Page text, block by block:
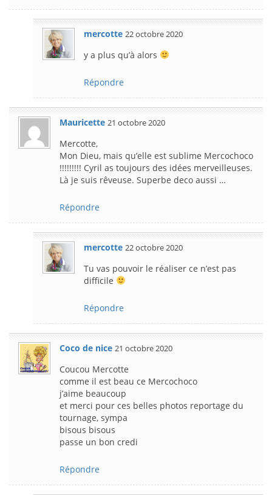
mercotte 22 octobre 2020
y a plus qu’à alors
Répondre
Mauricette 21 octobre 2020
Mercotte,
Mon Dieu, mais qu’elle est sublime Mercochoco
!!!!!!!!! Cyril as toujours des idées merveilleuses.
Là je suis rêveuse. Superbe deco aussi …
Répondre
mercotte 22 octobre 2020
Tu vas pouvoir le réaliser ce n’est pas
difficile
Répondre
Coco de nice 21 octobre 2020
Coucou Mercotte
comme il est beau ce Mercochoco
j’aime beaucoup
et merci pour ces belles photos reportage du
tournage, sympa
bisous bisous
passe un bon credi
Répondre